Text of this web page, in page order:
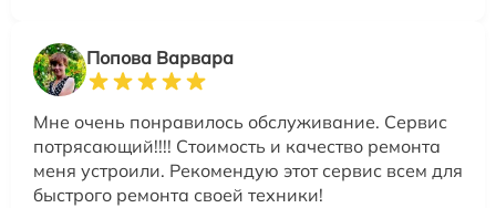
Попова Варвара
Мне очень понравилось обслуживание. Сервис
потрясающий!!!! Стоимость и качество ремонта
меня устроили. Рекомендую этот сервис всем для
быстрого ремонта своей техники!